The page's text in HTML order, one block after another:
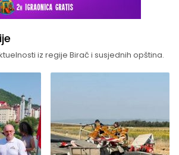
iz regije Birač i susjednih opština.